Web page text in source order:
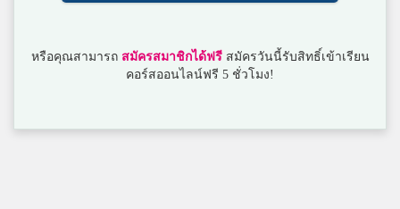
สมาชิก Dektalent.com
[FB]Gunner6/4
หรือคุณสามารถ สมัครสมาชิกได้ฟรีสมัครวันนี้รับสิทธิ์เข้าเรียน
คอร์สออนไลน์ฟรี 5 ชั่วโมง!